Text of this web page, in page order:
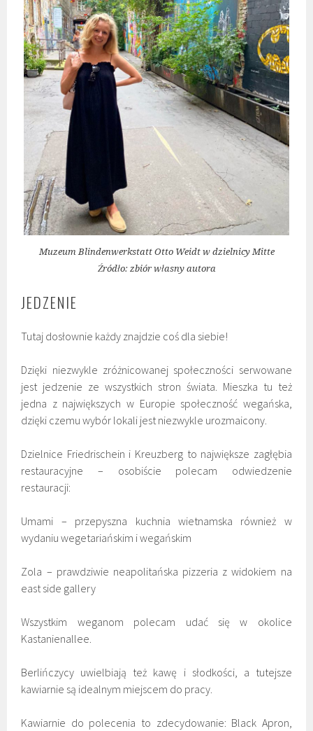
Muzeum Blindenwerkstatt Otto Weidt w dzielnicy Mitte
Źródło: zbiór własny autora
JEDZENIE
Tutaj dosłownie każdy znajdzie coś dla siebie!
Dzięki niezwykle zróżnicowanej społeczności serwowane
jest jedzenie ze wszystkich stron świata. Mieszka tu też
jedna z największych w Europie społeczność wegańska,
dzięki czemu wybór lokali jest niezwykle urozmaicony.
Dzielnice Friedrischein i Kreuzberg to największe zagłębia
restauracyjne – osobiście polecam odwiedzenie
restauracji:
Umami – przepyszna kuchnia wietnamska również w
wydaniu wegetariańskim i wegańskim
Zola – prawdziwie neapolitańska pizzeria z widokiem na
east side gallery
Wszystkim weganom polecam udać się w okolice
Kastanienallee.
Berlińczycy uwielbiają też kawę i słodkości, a tutejsze
kawiarnie są idealnym miejscem do pracy.
Kawiarnie do polecenia to zdecydowanie: Black Apron,